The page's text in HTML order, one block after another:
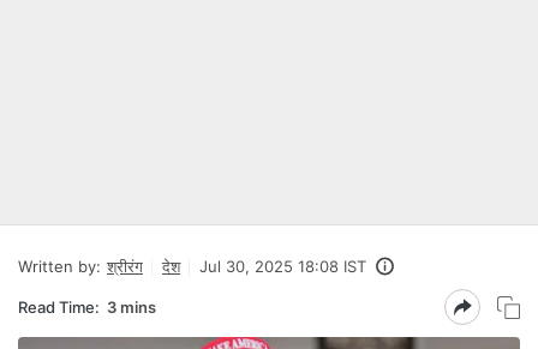
Written by: श्रीरंग देश Jul 30, 2025 18:08 IST
Read Time: 3 mins